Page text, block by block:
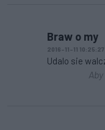
Braw o my
2016-11-11 10:25:27
Udalo sie